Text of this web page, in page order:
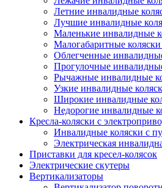
Летние инвалидные
Лучшие инвалидные
Маленькие инвалидные
Малогабаритные
Облегченные
Прогулочные
Рычажные инвалидные
Узкие инвалидные
Широкие инвалидные
Недорогие инвалидные
Кресла-коляски с
Инвалидные коляски с
Электрическая
Приставки для кресел-колясок
Электрические скутеры
Вертикализаторы